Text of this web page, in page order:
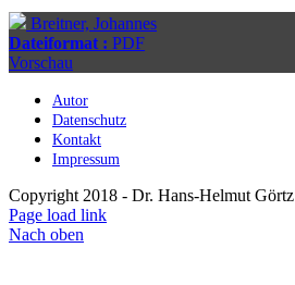
Breitner, Johannes
Dateiformat : PDF
Vorschau
Autor
Datenschutz
Kontakt
Impressum
Copyright 2018 - Dr. Hans-Helmut Görtz
Page load link
Nach oben